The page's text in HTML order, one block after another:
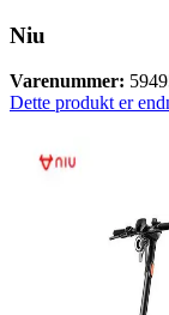
Niu
Varenummer:
Dette produkt er